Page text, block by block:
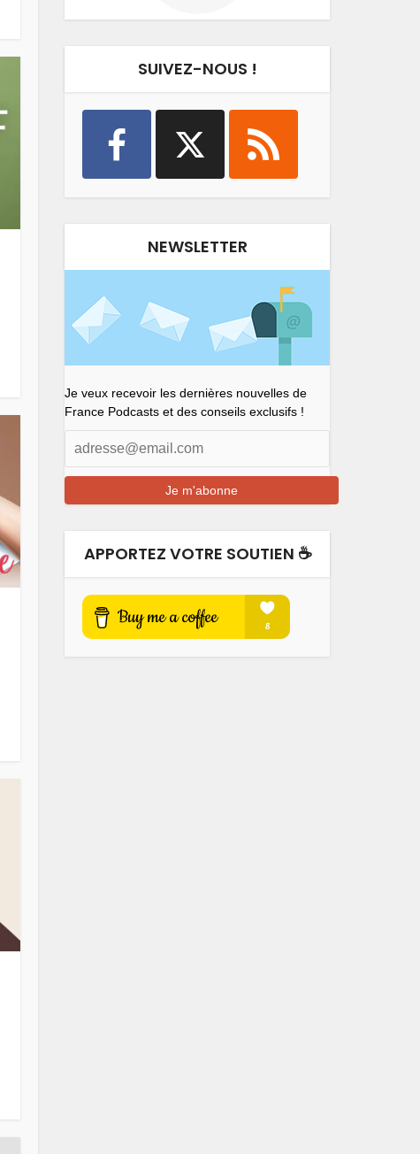
SUIVEZ-NOUS !
NEWSLETTER
Je veux recevoir les dernières nouvelles de
France Podcasts et des conseils exclusifs !
APPORTEZ VOTRE SOUTIEN ☕️